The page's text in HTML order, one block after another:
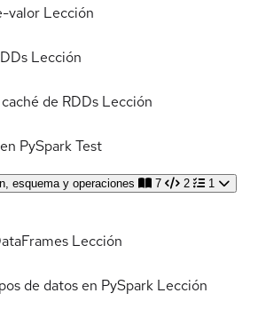
valor Lección
Lección
de RDDs Lección
PySparkTest
esquema y operaciones 7 2 1
Lección
de datos en PySpark Lección